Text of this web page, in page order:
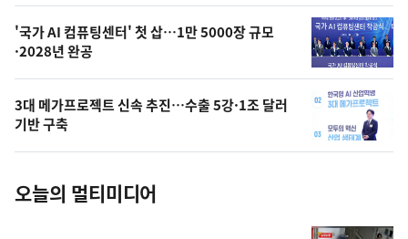
오
의
사
진
'국가 AI 컴퓨팅센터' 첫 삽…1만 5000장 규모
·2028년 완공
3대 메가프로젝트 신속 추진…수출 5강·1조 달러
기반 구축
오늘의 멀티미디어